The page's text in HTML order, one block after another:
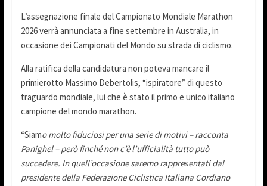
L’assegnazione finale del Campionato Mondiale Marathon
2026 verrà annunciata a fine settembre in Australia, in
occasione dei Campionati del Mondo su strada di ciclismo.
Alla ratifica della candidatura non poteva mancare il
primierotto Massimo Debertolis, “ispiratore” di questo
traguardo mondiale, lui che è stato il primo e unico italiano
campione del mondo marathon.
“Siamo molto fiduciosi per una serie di motivi – racconta
Panighel – però finché non c’è l’ufficialità tutto può
succedere. In quell’occasione saremo rappresentati dal
presidente della Federazione Ciclistica Italiana Cordiano